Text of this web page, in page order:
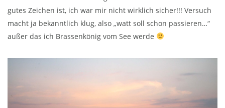
gutes Zeichen ist, ich war mir nicht wirklich sicher!!! Versuch
macht ja bekanntlich klug, also „watt soll schon passieren…“
außer das ich Brassenkönig vom See werde